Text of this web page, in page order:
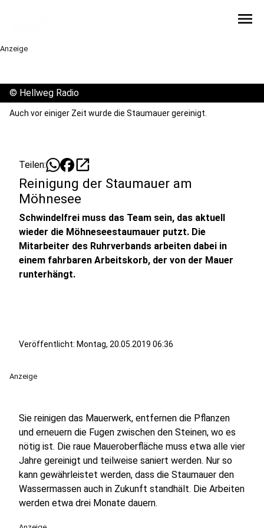
menu
Anzeige
© Hellweg Radio
Auch vor einiger Zeit wurde die Staumauer gereinigt.
Teilen: open_in_new
Reinigung der Staumauer am
Möhnesee
Schwindelfrei muss das Team sein, das aktuell
wieder die Möhneseestaumauer putzt. Die
Mitarbeiter des Ruhrverbands arbeiten dabei in
einem fahrbaren Arbeitskorb, der von der Mauer
runterhängt.
Veröffentlicht: Montag, 20.05.2019 06:36
Anzeige
Sie reinigen das Mauerwerk, entfernen die Pflanzen
und erneuern die Fugen zwischen den Steinen, wo es
nötig ist. Die raue Maueroberfläche muss etwa alle vier
Jahre gereinigt und teilweise saniert werden. Nur so
kann gewährleistet werden, dass die Staumauer den
Wassermassen auch in Zukunft standhält. Die Arbeiten
werden etwa drei Monate dauern.